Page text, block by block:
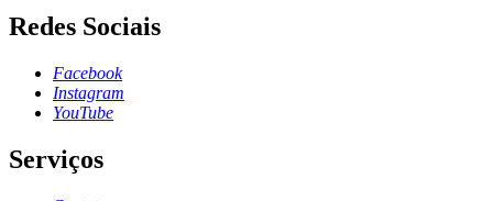
Redes Sociais
Facebook
Instagram
YouTube
Serviços